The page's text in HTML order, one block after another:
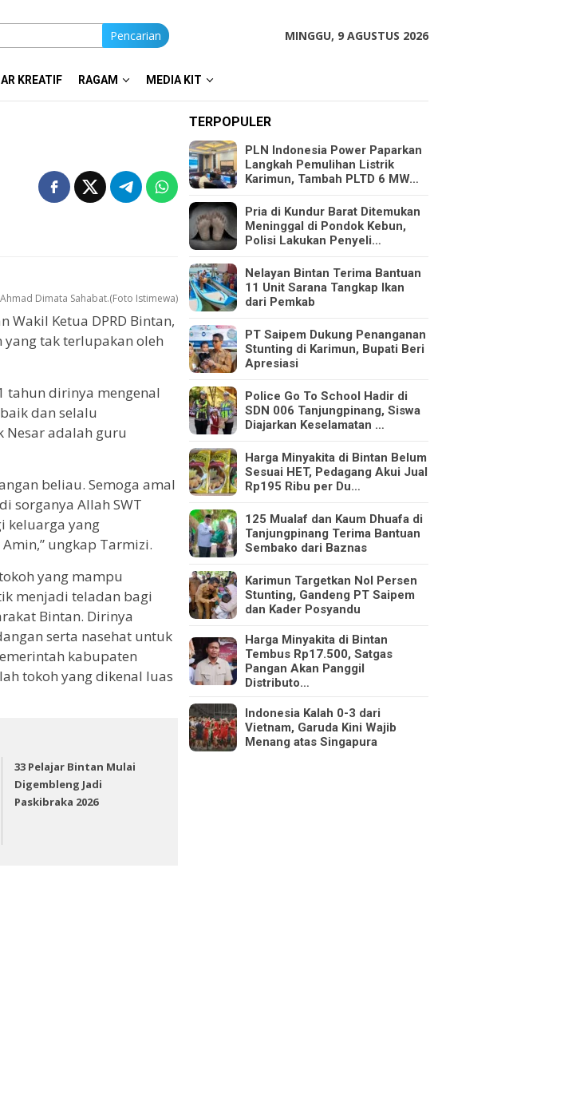
Pencarian MINGGU, 9 AGUSTUS 2026
KREATIF RAGAM MEDIA KIT
Dimata Sahabat.(Foto Istimewa)
Ketua DPRD Bintan,
yang tak terlupakan oleh
tahun dirinya mengenal
dan selalu
Nesar adalah guru
beliau. Semoga amal
sorganya Allah SWT
keluarga yang
ungkap Tarmizi.
yang mampu
menjadi teladan bagi
Bintan. Dirinya
serta nasehat untuk
kabupaten
tokoh yang dikenal luas
33 Pelajar Bintan Mulai
Digembleng Jadi
Paskibraka 2026
TERPOPULER
PLN Indonesia Power Paparkan
Langkah Pemulihan Listrik
Karimun, Tambah PLTD 6 MW…
Pria di Kundur Barat Ditemukan
Meninggal di Pondok Kebun,
Polisi Lakukan Penyeli…
Nelayan Bintan Terima Bantuan
11 Unit Sarana Tangkap Ikan
dari Pemkab
PT Saipem Dukung Penanganan
Stunting di Karimun, Bupati Beri
Apresiasi
Police Go To School Hadir di
SDN 006 Tanjungpinang, Siswa
Diajarkan Keselamatan …
Harga Minyakita di Bintan Belum
Sesuai HET, Pedagang Akui Jual
Rp195 Ribu per Du…
125 Mualaf dan Kaum Dhuafa di
Tanjungpinang Terima Bantuan
Sembako dari Baznas
Karimun Targetkan Nol Persen
Stunting, Gandeng PT Saipem
dan Kader Posyandu
Harga Minyakita di Bintan
Tembus Rp17.500, Satgas
Pangan Akan Panggil
Distributo…
Indonesia Kalah 0-3 dari
Vietnam, Garuda Kini Wajib
Menang atas Singapura